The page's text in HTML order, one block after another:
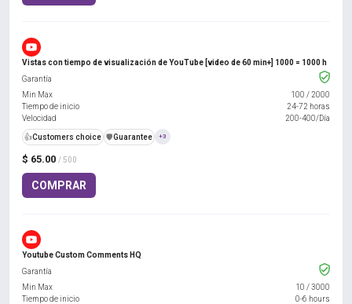
Vistas con tiempo de visualización de YouTube [video de 60 min+] 1000 = 1000 h
$ 65.00 / 500
COMPRAR
Garantía
Min Max
100 / 2000
Tiempo de inicio
24-72 horas
Velocidad
200-400/Día
👍Customers choice ️🛡️Guarantee +3
Youtube Custom Comments HQ
Garantía
Min Max
10 /3000
Tiempo de inicio
0-6 hours